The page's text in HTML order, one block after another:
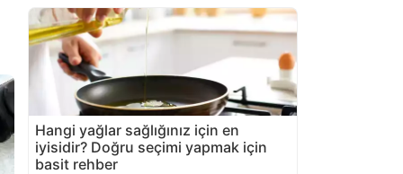
Hangi yağlar sağlığınız için en
iyisidir? Doğru seçimi yapmak için
basit rehber